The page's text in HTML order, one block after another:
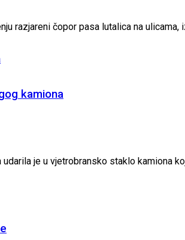
razjareni čopor pasa lutalica na ulicama,
kamiona
je u vjetrobransko staklo kamiona